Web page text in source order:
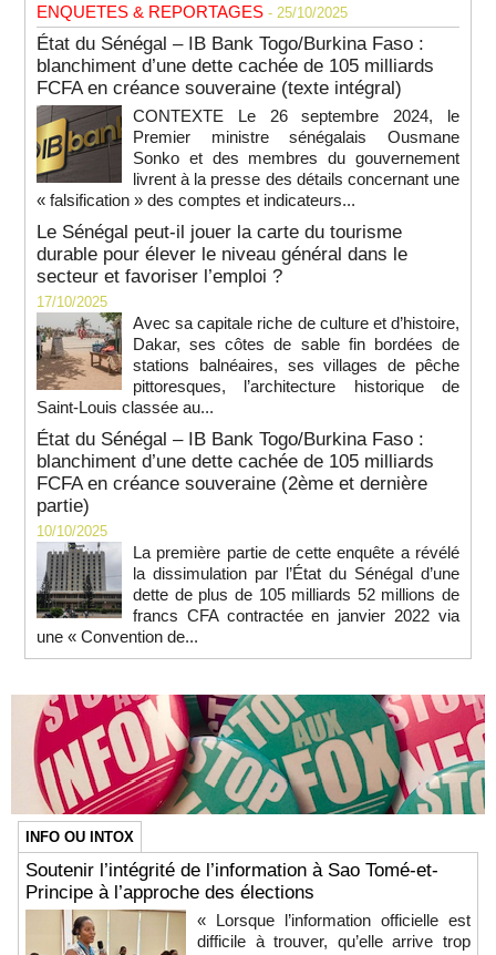
ENQUETES & REPORTAGES - 25/10/2025
État du Sénégal – IB Bank Togo/Burkina Faso :
blanchiment d’une dette cachée de 105 milliards
FCFA en créance souveraine (texte intégral)
CONTEXTE Le 26 septembre 2024, le
Premier ministre sénégalais Ousmane
Sonko et des membres du gouvernement
livrent à la presse des détails concernant une
« falsification » des comptes et indicateurs...
Le Sénégal peut-il jouer la carte du tourisme
durable pour élever le niveau général dans le
secteur et favoriser l’emploi ?
17/10/2025
Avec sa capitale riche de culture et d’histoire,
Dakar, ses côtes de sable fin bordées de
stations balnéaires, ses villages de pêche
pittoresques, l’architecture historique de
Saint-Louis classée au...
État du Sénégal – IB Bank Togo/Burkina Faso :
blanchiment d’une dette cachée de 105 milliards
FCFA en créance souveraine (2ème et dernière
partie)
10/10/2025
La première partie de cette enquête a révélé
la dissimulation par l’État du Sénégal d’une
dette de plus de 105 milliards 52 millions de
francs CFA contractée en janvier 2022 via
une « Convention de...
INFO OU INTOX
Soutenir l’intégrité de l’information à Sao Tomé-et-
Principe à l’approche des élections
« Lorsque l’information officielle est
difficile à trouver, qu’elle arrive trop